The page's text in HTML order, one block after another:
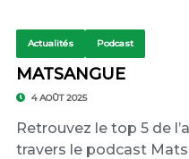
Actualités Podcast
MATSANGUE
4 AOÛT 2025
Retrouvez le top 5 de
travers le podcast